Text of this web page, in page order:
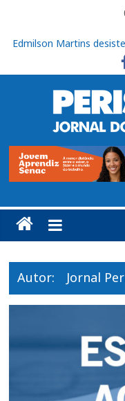
Edmilson Martins
estadual nas eleições
Queda dos empregos
econômico e desafia
Uso do spray de
advogada de Itu
Comércio de rua em
dos Pais
3ª Festa Solidária de
do Hospital Amaral
Autor: Jornal